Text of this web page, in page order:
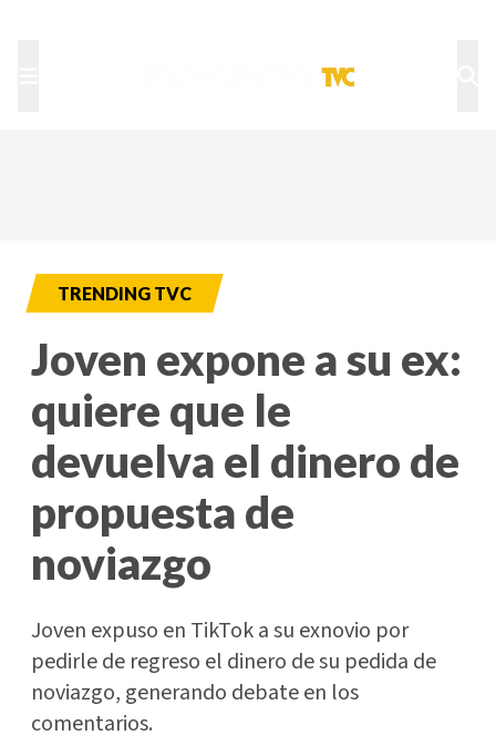
TRENDING TVC
Joven expone a su ex:
quiere que le
devuelva el dinero de
propuesta de
noviazgo
Joven expuso en TikTok a su exnovio por
pedirle de regreso el dinero de su pedida de
noviazgo, generando debate en los
comentarios.